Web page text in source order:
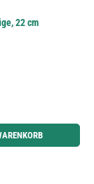
22 cm
um die Anzahl zu